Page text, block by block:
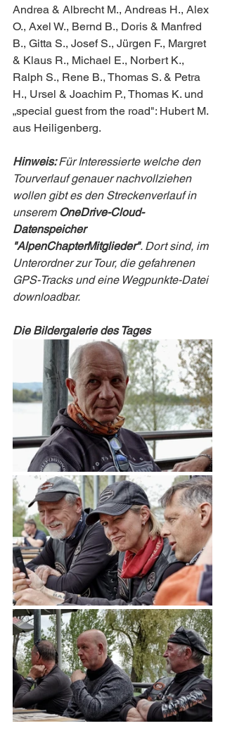
Andrea & Albrecht M., Andreas H., Alex
O., Axel W., Bernd B., Doris & Manfred
B., Gitta S., Josef S., Jürgen F., Margret
& Klaus R., Michael E., Norbert K.,
Ralph S., Rene B., Thomas S. & Petra
H., Ursel & Joachim P., Thomas K. und
„special guest from the road": Hubert M.
aus Heiligenberg.
Hinweis: Für Interessierte welche den
Tourverlauf genauer nachvollziehen
wollen gibt es den Streckenverlauf in
unserem OneDrive-Cloud-
Datenspeicher
"AlpenChapterMitglieder". Dort sind, im
Unterordner zur Tour, die gefahrenen
GPS-Tracks und eine Wegpunkte-Datei
downloadbar.
Die Bildergalerie des Tages